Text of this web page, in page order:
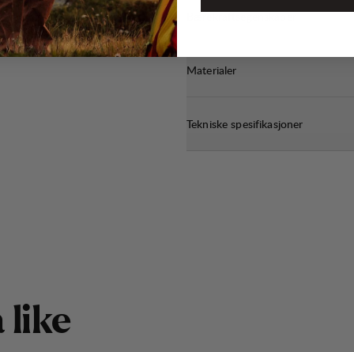
Bærekraftsegenskaper
Materialer
Tekniske spesifikasjoner
like